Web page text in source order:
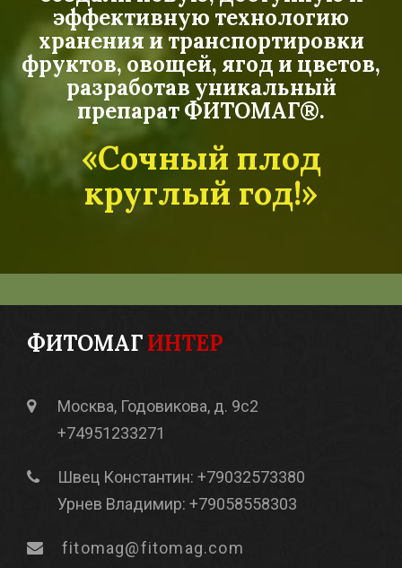
эффективную технологию
хранения и транспортировки
фруктов, овощей, ягод и цветов,
разработав уникальный
препарат ФИТОМАГ®.
«Сочный плод
круглый год!»
ФИТОМАГИНТЕР
Москва, Годовикова, д. 9с2
+74951233271
Швец Константин: +79032573380
Урнев Владимир: +79058558303
fitomag@fitomag.com